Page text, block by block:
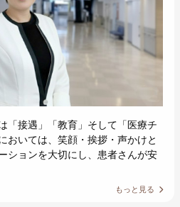
「接遇」「教育」そして「医療チ
おいては、笑顔・挨拶・声かけと
ションを大切にし、患者さんが安
もっと見る